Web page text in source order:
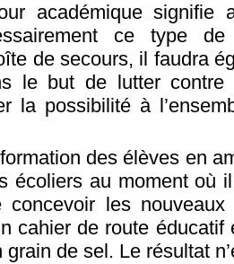
académique signifie
ce type
de secours, il faudra
le but de lutter
la possibilité à
des élèves en
écoliers au moment où
concevoir les
cahier de route
de sel. Le résultat